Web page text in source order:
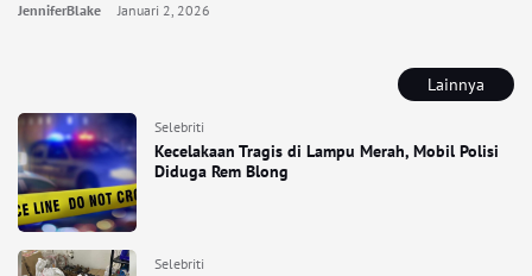
Lainnya
Selebriti
Kecelakaan Tragis di Lampu Merah, Mobil Polisi
Diduga Rem Blong
Selebriti
JenniferBlake Januari 2, 2026